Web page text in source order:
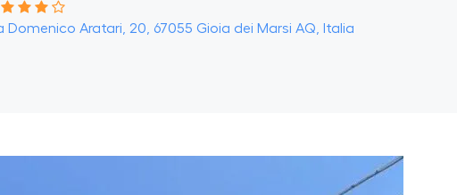
Domenico Aratari, 20, 67055 Gioia dei Marsi AQ, Italia